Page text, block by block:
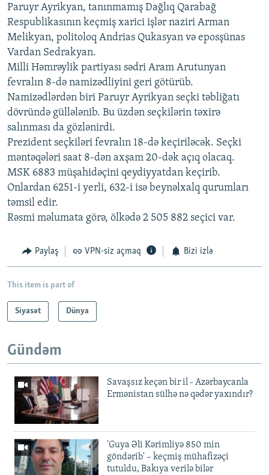
Paruyr Ayrikyan, tanınmamış Dağlıq Qarabağ
Respublikasının keçmiş xarici işlər naziri Arman
Melikyan, politoloq Andrias Qukasyan və eposşünas
Vardan Sedrakyan.
Milli Həmrəylik partiyası sədri Aram Arutunyan
fevralın 8-də namizədliyini geri götürüb.
Namizədlərdən biri Paruyr Ayrikyan seçki təbliğatı
dövründə güllələnib. Bu üzdən seçkilərin təxirə
salınması da gözlənirdi.
Prezident seçkiləri fevralın 18-də keçiriləcək. Seçki
məntəqələri saat 8-dən axşam 20-dək açıq olacaq.
MSK 6883 müşahidəçini qeydiyyatdan keçirib.
Onlardan 6251-i yerli, 632-i isə beynəlxalq qurumları
təmsil edir.
Rəsmi məlumata görə, ölkədə 2 505 882 seçici var.
Paylaş VPN-siz açmaq Bizi izlə
This item is part of
Siyasət Dünya
Gündəm
Savaşsız keçən bir il - Azərbaycanla
Ermənistan sülhə nə qədər yaxındır?
'Guya Əli Kərimliyə 850 min
göndərib' – keçmiş mühafizəçi
tutuldu, Bakıya verilə bilər